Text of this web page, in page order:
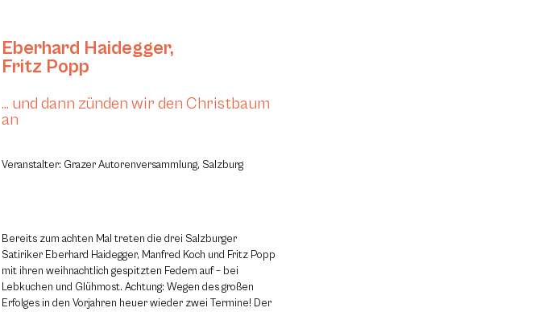
Eberhard Haidegger,
Fritz Popp
… und dann zünden wir den Christbaum
an
Veranstalter: Grazer Autorenversammlung, Salzburg
Bereits zum achten Mal treten die drei Salzburger
Satiriker Eberhard Haidegger, Manfred Koch und Fritz Popp
mit ihren weihnachtlich gespitzten Federn auf – bei
Lebkuchen und Glühmost. Achtung: Wegen des großen
Erfolges in den Vorjahren heuer wieder zwei Termine! Der